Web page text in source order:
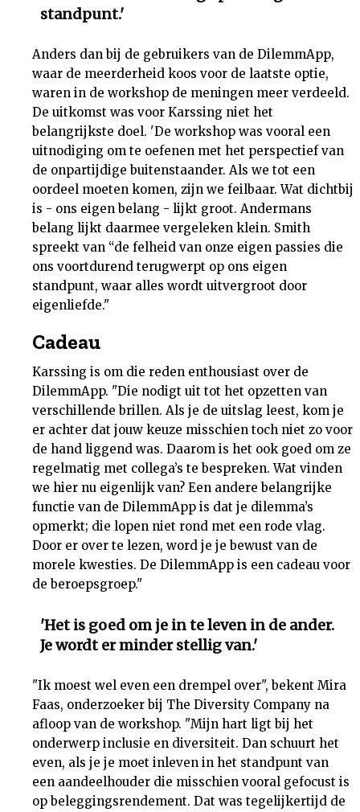
standpunt.'
Anders dan bij de gebruikers van de DilemmApp,
waar de meerderheid koos voor de laatste optie,
waren in de workshop de meningen meer verdeeld.
De uitkomst was voor Karssing niet het
belangrijkste doel. 'De workshop was vooral een
uitnodiging om te oefenen met het perspectief van
de onpartijdige buitenstaander. Als we tot een
oordeel moeten komen, zijn we feilbaar. Wat dichtbij
is - ons eigen belang - lijkt groot. Andermans
belang lijkt daarmee vergeleken klein. Smith
spreekt van “de felheid van onze eigen passies die
ons voortdurend terugwerpt op ons eigen
standpunt, waar alles wordt uitvergroot door
eigenliefde."
Cadeau
Karssing is om die reden enthousiast over de
DilemmApp. "Die nodigt uit tot het opzetten van
verschillende brillen. Als je de uitslag leest, kom je
er achter dat jouw keuze misschien toch niet zo voor
de hand liggend was. Daarom is het ook goed om ze
regelmatig met collega’s te bespreken. Wat vinden
we hier nu eigenlijk van? Een andere belangrijke
functie van de DilemmApp is dat je dilemma’s
opmerkt; die lopen niet rond met een rode vlag.
Door er over te lezen, word je je bewust van de
morele kwesties. De DilemmApp is een cadeau voor
de beroepsgroep."
'Het is goed om je in te leven in de ander.
Je wordt er minder stellig van.'
"Ik moest wel even een drempel over", bekent Mira
Faas, onderzoeker bij The Diversity Company na
afloop van de workshop. "Mijn hart ligt bij het
onderwerp inclusie en diversiteit. Dan schuurt het
even, als je je moet inleven in het standpunt van
een aandeelhouder die misschien vooral gefocust is
op beleggingsrendement. Dat was tegelijkertijd de